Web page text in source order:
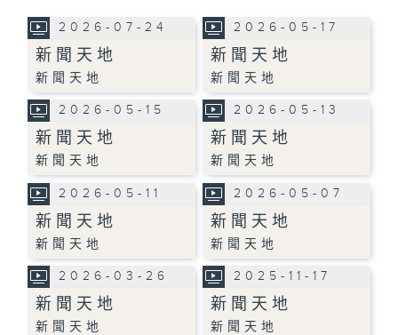
2026-07-24
新聞天地
新聞天地
2026-05-17
新聞天地
新聞天地
2026-05-15
新聞天地
新聞天地
2026-05-13
新聞天地
新聞天地
2026-05-11
新聞天地
新聞天地
2026-05-07
新聞天地
新聞天地
2026-03-26
新聞天地
新聞天地
2025-11-17
新聞天地
新聞天地